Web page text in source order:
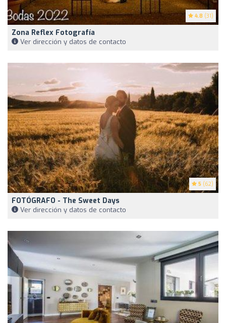
4.8 (31)
Zona Reflex Fotografía
Ver dirección y datos de contacto
5 (62)
FOTÓGRAFO - The Sweet Days
Ver dirección y datos de contacto